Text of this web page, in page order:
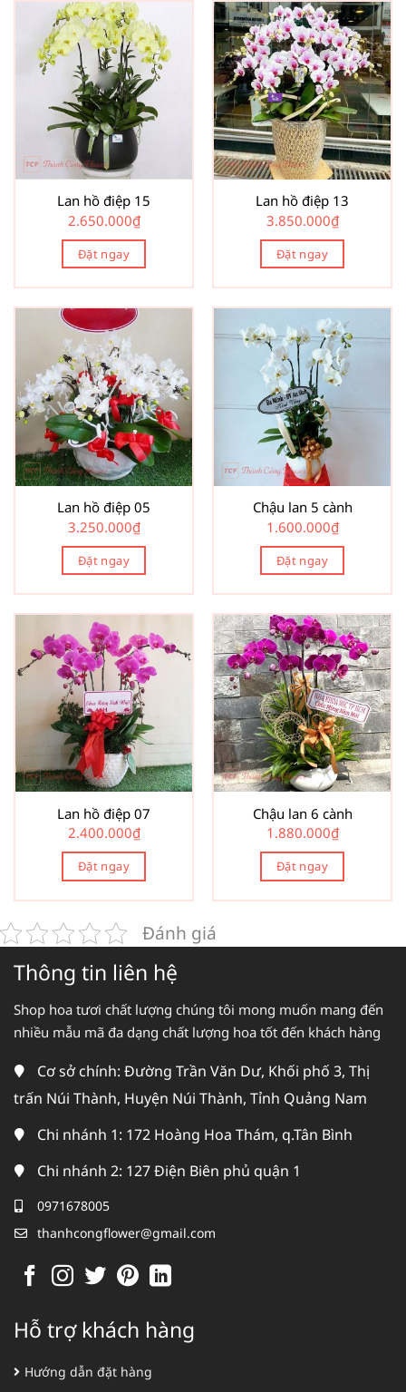
Lan hồ điệp 15
2.650.000₫
Đặt ngay
Lan hồ điệp 13
3.850.000₫
Đặt ngay
Lan hồ điệp 05
3.250.000₫
Đặt ngay
Chậu lan 5 cành
1.600.000₫
Đặt ngay
Lan hồ điệp 07
2.400.000₫
Đặt ngay
Chậu lan 6 cành
1.880.000₫
Đặt ngay
Đánh giá
Thông tin liên hệ
Shop hoa tươi chất lượng chúng tôi mong muốn mang đến
nhiều mẫu mã đa dạng chất lượng hoa tốt đến khách hàng
Cơ sở chính: Đường Trần Văn Dư, Khối phố 3, Thị
trấn Núi Thành, Huyện Núi Thành, Tỉnh Quảng Nam
Chi nhánh 1: 172 Hoàng Hoa Thám, q.Tân Bình
Chi nhánh 2: 127 Điện Biên phủ quận 1
0971678005
thanhcongflower@gmail.com
Hỗ trợ khách hàng
Hướng dẫn đặt hàng